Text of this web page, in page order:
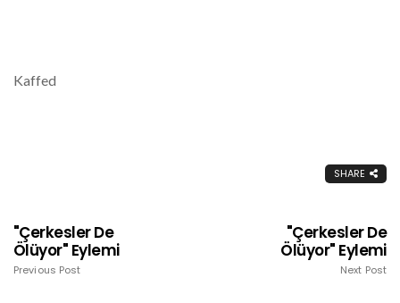
Kaffed
SHARE
"Çerkesler De
Ölüyor" Eylemi
Previous Post
"Çerkesler De
Ölüyor" Eylemi
Next Post